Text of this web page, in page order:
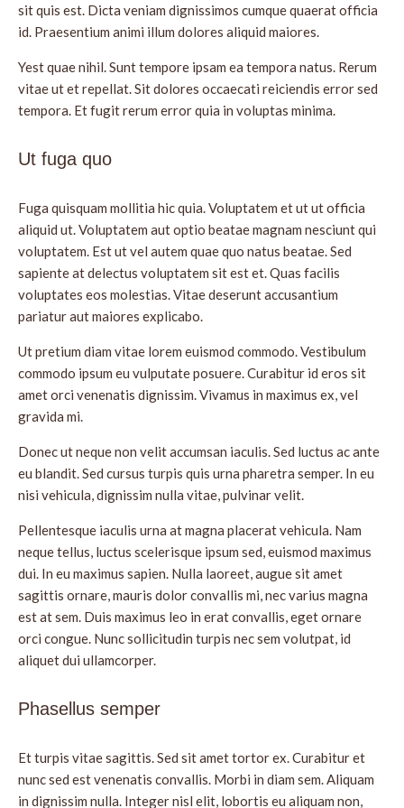
sit quis est. Dicta veniam dignissimos cumque quaerat officia
id. Praesentium animi illum dolores aliquid maiores.
Yest quae nihil. Sunt tempore ipsam ea tempora natus. Rerum
vitae ut et repellat. Sit dolores occaecati reiciendis error sed
tempora. Et fugit rerum error quia in voluptas minima.
Ut fuga quo
Fuga quisquam mollitia hic quia. Voluptatem et ut ut officia
aliquid ut. Voluptatem aut optio beatae magnam nesciunt qui
voluptatem. Est ut vel autem quae quo natus beatae. Sed
sapiente at delectus voluptatem sit est et. Quas facilis
voluptates eos molestias. Vitae deserunt accusantium
pariatur aut maiores explicabo.
Ut pretium diam vitae lorem euismod commodo. Vestibulum
commodo ipsum eu vulputate posuere. Curabitur id eros sit
amet orci venenatis dignissim. Vivamus in maximus ex, vel
gravida mi.
Donec ut neque non velit accumsan iaculis. Sed luctus ac ante
eu blandit. Sed cursus turpis quis urna pharetra semper. In eu
nisi vehicula, dignissim nulla vitae, pulvinar velit.
Pellentesque iaculis urna at magna placerat vehicula. Nam
neque tellus, luctus scelerisque ipsum sed, euismod maximus
dui. In eu maximus sapien. Nulla laoreet, augue sit amet
sagittis ornare, mauris dolor convallis mi, nec varius magna
est at sem. Duis maximus leo in erat convallis, eget ornare
orci congue. Nunc sollicitudin turpis nec sem volutpat, id
aliquet dui ullamcorper.
Phasellus semper
Et turpis vitae sagittis. Sed sit amet tortor ex. Curabitur et
nunc sed est venenatis convallis. Morbi in diam sem. Aliquam
in dignissim nulla. Integer nisl elit, lobortis eu aliquam non,